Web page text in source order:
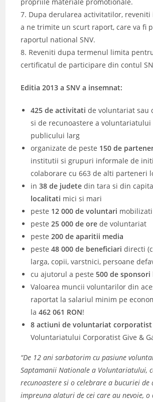
7. Dupa derularea activitatilor,
a ne trimite un scurt raport, care va fi
raportul national SNV.
8. Reveniti dupa termenul limita
certificatul de participare din contul
Editia 2013 a SNV a insemnat:
425 de activitati de voluntariat sau
si de recunoastere a voluntariatului
publicului larg
organizate de peste 150 de
institutii si grupuri informale de
colaborare cu 663 de alti parteneri
in38 de judete din tara si din
localitati mici si mari
peste 12 000 de voluntari
peste25 000 de ore de voluntariat
peste200 de aparitii media
peste48 000 de beneficiaridirecti
larga, copii, varstnici, persoane
cu ajutorul a peste500 de sponsori
Valoarea muncii voluntarilor din
raportat la salariul minim pe
la462 061 RON!
8 actiuni de voluntariat corporatist
Voluntariatului Corporatist Give &
“De 12 ani sarbatorim cu pasiune
Saptamanii Nationale a Voluntariatului,
recunoastere si o celebrare a bucuriei
impreuna alaturi de cei care au nevoie,